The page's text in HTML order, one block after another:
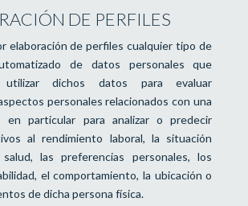
DE PERFILES
elaboración de perfiles cualquier tipo de
de datos personales que
dichos datos para evaluar
personales relacionados con una
en particular para analizar o predecir
al rendimiento laboral, la situación
las preferencias personales, los
el comportamiento, la ubicación o
de dicha persona física.